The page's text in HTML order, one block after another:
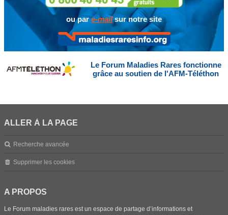
ou pare-mailsur notre site
Le Forum Maladies Rares fonctionne
grâce au soutien de l'AFM-Téléthon
ALLER À LA PAGE
Recherche avancée
Supprimer les cookies
A PROPOS
Le Forum maladies rares est un espace de partage d’informations et